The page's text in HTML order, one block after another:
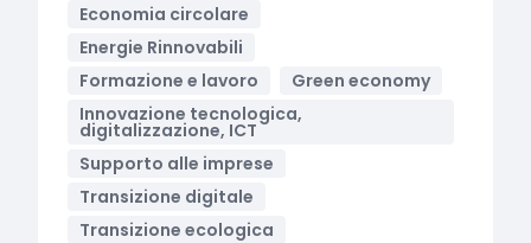
Economia circolare
Energie Rinnovabili
Formazione e lavoro
Green economy
Innovazione tecnologica,
digitalizzazione, ICT
Supporto alle imprese
Transizione digitale
Transizione ecologica